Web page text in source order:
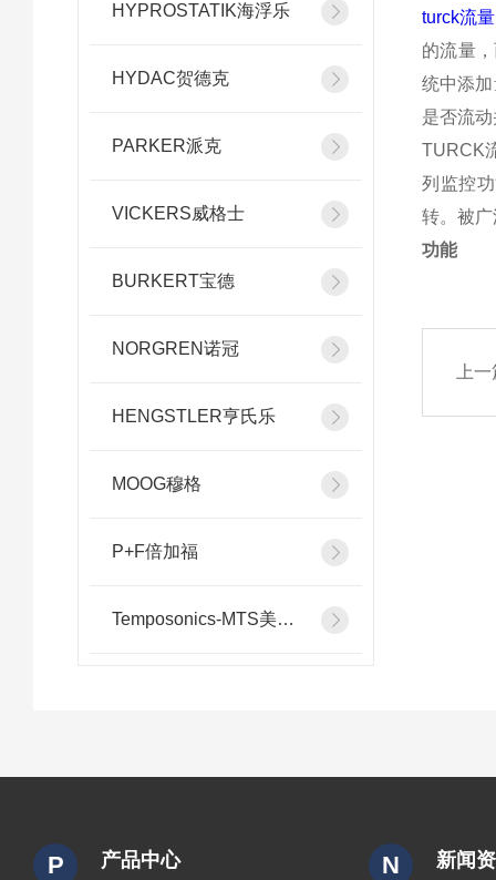
HYPROSTATIK海浮乐
HYDAC贺德克
PARKER派克
VICKERS威格士
BURKERT宝德
NORGREN诺冠
HENGSTLER亨氏乐
MOOG穆格
P+F倍加福
Temposonics-MTS美斯特
turck流
的流量
统中添
是否流
TURCK
列监控
转。被
功能
上
P 产品中心 N 新闻